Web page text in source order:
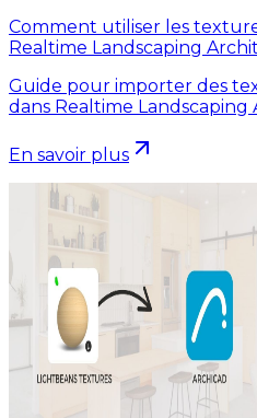
Comment utiliser les
Realtime Landscaping
Guide pour importer des
dans Realtime Landscaping
En savoir plus